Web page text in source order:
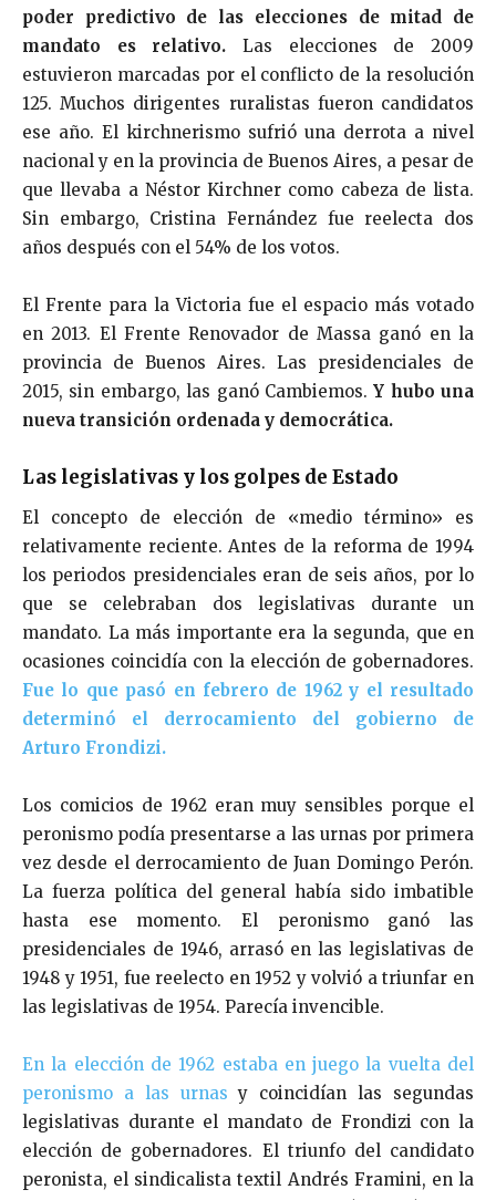
poder predictivo de las elecciones de mitad de
mandato es relativo. Las elecciones de 2009
estuvieron marcadas por el conflicto de la resolución
125. Muchos dirigentes ruralistas fueron candidatos
ese año. El kirchnerismo sufrió una derrota a nivel
nacional y en la provincia de Buenos Aires, a pesar de
que llevaba a Néstor Kirchner como cabeza de lista.
Sin embargo, Cristina Fernández fue reelecta dos
años después con el 54% de los votos.
El Frente para la Victoria fue el espacio más votado
en 2013. El Frente Renovador de Massa ganó en la
provincia de Buenos Aires. Las presidenciales de
2015, sin embargo, las ganó Cambiemos.Y hubo una
nueva transición ordenada y democrática.
Las legislativas y los golpes de Estado
El concepto de elección de «medio término» es
relativamente reciente. Antes de la reforma de 1994
los periodos presidenciales eran de seis años, por lo
que se celebraban dos legislativas durante un
mandato. La más importante era la segunda, que en
ocasiones coincidía con la elección de gobernadores.
Fue lo que pasó en febrero de 1962 y el resultado
determinó el derrocamiento del gobierno de
Arturo Frondizi.
Los comicios de 1962 eran muy sensibles porque el
peronismo podía presentarse a las urnas por primera
vez desde el derrocamiento de Juan Domingo Perón.
La fuerza política del general había sido imbatible
hasta ese momento. El peronismo ganó las
presidenciales de 1946, arrasó en las legislativas de
1948 y 1951, fue reelecto en 1952 y volvió a triunfar en
las legislativas de 1954. Parecía invencible.
En la elección de 1962 estaba en juego la vuelta del
peronismo a las urnas y coincidían las segundas
legislativas durante el mandato de Frondizi con la
elección de gobernadores. El triunfo del candidato
peronista, el sindicalista textil Andrés Framini, en la